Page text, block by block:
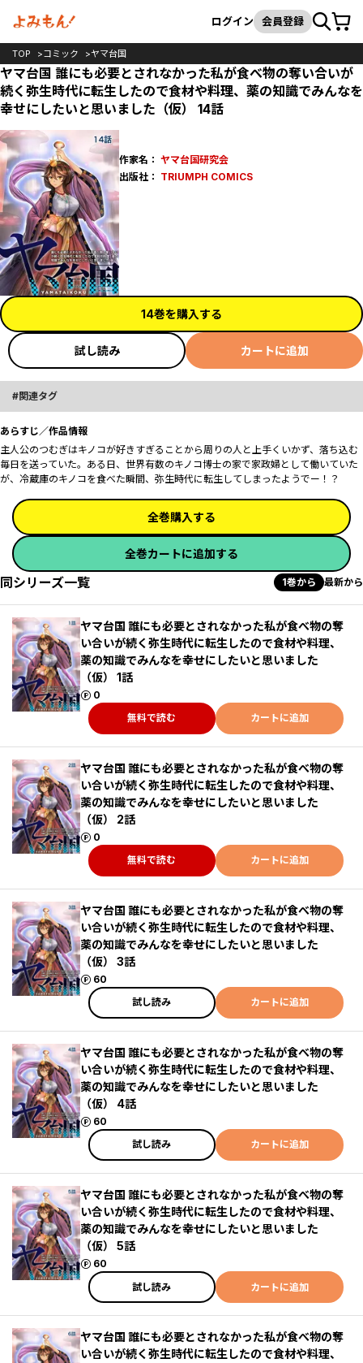
検索
ログイン 会員登録カート
TOP コミック ヤマ台国
ヤマ台国 誰にも必要とされなかった私が食べ物の奪い合いが
続く弥生時代に転生したので食材や料理、薬の知識でみんなを
幸せにしたいと思いました（仮） 14話
作家名： ヤマ台国研究会
出版社： TRIUMPH COMICS
14巻を購入する
試し読み カートに追加
関連タグ
あらすじ／作品情報
主人公のつむぎはキノコが好きすぎることから周りの人と上手くいかず、落ち込む
毎日を送っていた。ある日、世界有数のキノコ博士の家で家政婦として働いていた
が、冷蔵庫のキノコを食べた瞬間、弥生時代に転生してしまったようでー！？
全巻購入する
全巻カートに追加する
同シリーズ一覧 1巻から 最新から
ヤマ台国 誰にも必要とされなかった私が食べ物の奪
い合いが続く弥生時代に転生したので食材や料理、
薬の知識でみんなを幸せにしたいと思いました
（仮） 1話
0
ポイント
無料で読む
カートに追加
ヤマ台国 誰にも必要とされなかった私が食べ物の奪
い合いが続く弥生時代に転生したので食材や料理、
薬の知識でみんなを幸せにしたいと思いました
（仮） 2話
0
ポイント
無料で読む
カートに追加
ヤマ台国 誰にも必要とされなかった私が食べ物の奪
い合いが続く弥生時代に転生したので食材や料理、
薬の知識でみんなを幸せにしたいと思いました
（仮） 3話
60
ポイント
試し読み
カートに追加
ヤマ台国 誰にも必要とされなかった私が食べ物の奪
い合いが続く弥生時代に転生したので食材や料理、
薬の知識でみんなを幸せにしたいと思いました
（仮） 4話
60
ポイント
試し読み
カートに追加
ヤマ台国 誰にも必要とされなかった私が食べ物の奪
い合いが続く弥生時代に転生したので食材や料理、
薬の知識でみんなを幸せにしたいと思いました
（仮） 5話
60
ポイント
試し読み
カートに追加
ヤマ台国 誰にも必要とされなかった私が食べ物の奪
い合いが続く弥生時代に転生したので食材や料理、